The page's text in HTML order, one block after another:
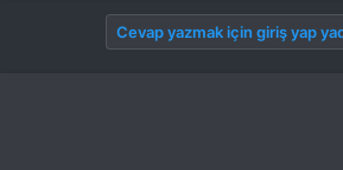
Cevap yazmak için giriş yap